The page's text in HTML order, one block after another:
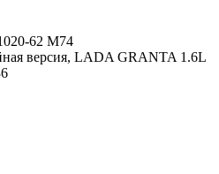
62 M74
версия, LADA GRANTA 1.6L